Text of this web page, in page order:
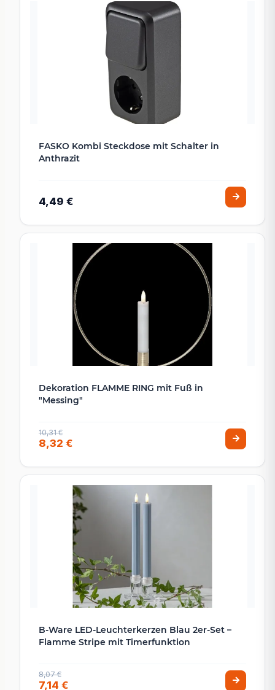
FASKO Kombi Steckdose mit Schalter in
Anthrazit
4,49 €
Dekoration FLAMME RING mit Fuß in
"Messing"
10,31 €
8,32 €
B-Ware LED-Leuchterkerzen Blau 2er-Set –
Flamme Stripe mit Timerfunktion
8,07 €
7,14 €